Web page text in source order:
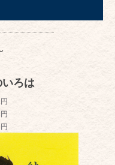
ろは
円